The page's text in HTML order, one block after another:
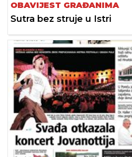
OBAVIJEST GRAĐANIMA
Sutra bez struje u Istri